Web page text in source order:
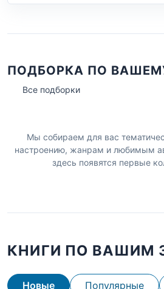
ПОДБОРКА ПО
Все подборки
Мы собираем для вас
настроению, жанрам и любимым
здесь появятся первые
КНИГИ ПО ВАШИМ
Новые Популярные